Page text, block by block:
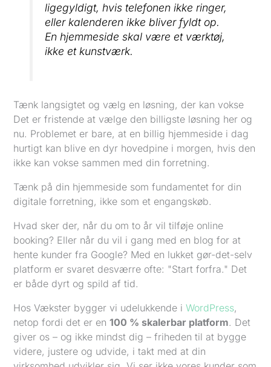
ligegyldigt, hvis telefonen ikke ringer,
eller kalenderen ikke bliver fyldt op.
En hjemmeside skal være et værktøj,
ikke et kunstværk.
Tænk langsigtet og vælg en løsning, der kan vokse
Det er fristende at vælge den billigste løsning her og
nu. Problemet er bare, at en billig hjemmeside i dag
hurtigt kan blive en dyr hovedpine i morgen, hvis den
ikke kan vokse sammen med din forretning.
Tænk på din hjemmeside som fundamentet for din
digitale forretning, ikke som et engangskøb.
Hvad sker der, når du om to år vil tilføje online
booking? Eller når du vil i gang med en blog for at
hente kunder fra Google? Med en lukket gør-det-selv
platform er svaret desværre ofte: "Start forfra." Det
er både dyrt og spild af tid.
Hos Vækster bygger vi udelukkende iWordPress,
netop fordi det er en100 % skalerbar platform. Det
giver os – og ikke mindst dig – friheden til at bygge
videre, justere og udvide, i takt med at din